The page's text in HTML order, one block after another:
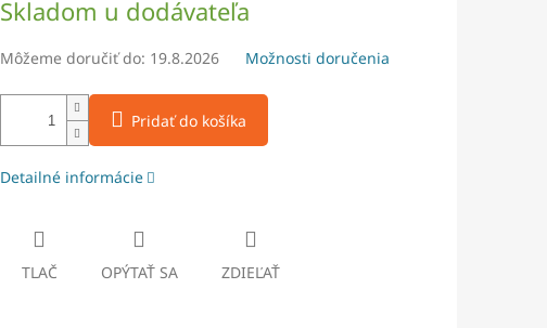
cena:
Skladom u dodávateľa
Môžeme doručiť do: 19.8.2026 Možnosti doručenia
Pridať do košíka
Detailné informácie
TLAČ OPÝTAŤ SA ZDIEĽAŤ